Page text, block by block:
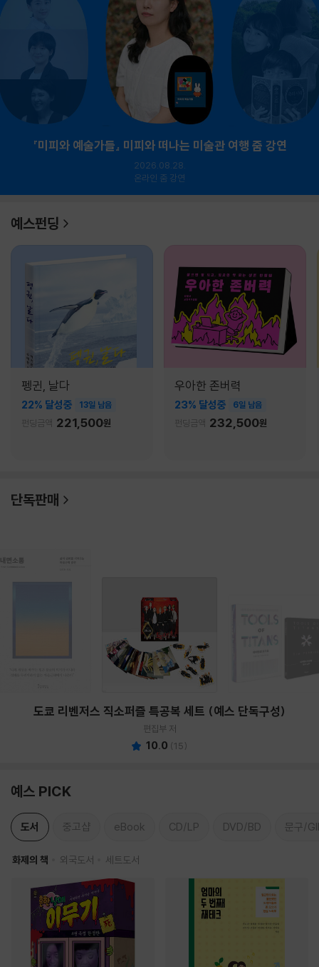
『미피와 예술가들』 미피와 떠나는 미술관 여행 줌 강연
2026.08.28.
온라인 줌 강연
예스펀딩
펭귄, 날다
22% 달성중 13일 남음
펀딩금액 221,500원
우아한 존버력
23% 달성중 6일 남음
펀딩금액 232,500원
단독판매
도쿄 리벤저스 직소퍼즐 특공복 세트 (예스 단독구성)
편집부 저
10.0 (15)
예스 PICK
도서 중고샵 eBook CD/LP DVD/BD 문구/
화제의 책 외국도서 세트도서